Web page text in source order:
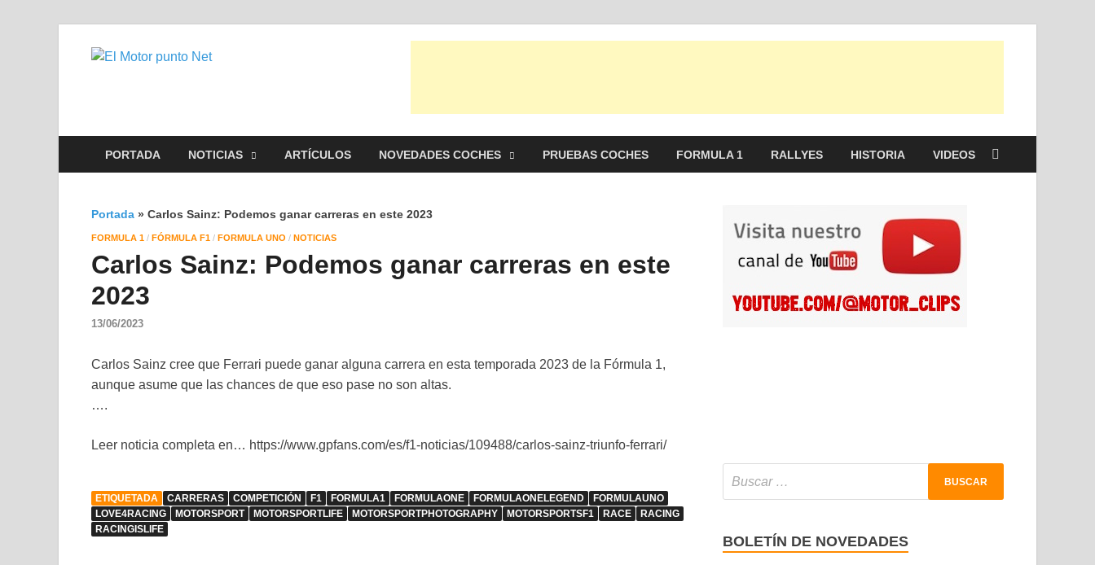
PORTADA NOTICIAS ARTÍCULOS NOVEDADES COCHES PRUEBAS COCHES FORMULA 1 RALLYES HISTORIA VIDEOS
Portada » Carlos Sainz: Podemos ganar carreras en este 2023
FORMULA 1 / FÓRMULA F1 / FORMULA UNO / NOTICIAS
Carlos Sainz: Podemos ganar carreras en este
2023
13/06/2023
Carlos Sainz cree que Ferrari puede ganar alguna carrera en esta temporada 2023 de la Fórmula 1,
aunque asume que las chances de que eso pase no son altas.
….
Leer noticia completa en… https://www.gpfans.com/es/f1-noticias/109488/carlos-sainz-triunfo-ferrari/
ETIQUETADA CARRERAS COMPETICIÓN F1 FORMULA1 FORMULAONE FORMULAONELEGEND
FORMULAUNO
LOVE4RACING
MOTORSPORT MOTORSPORTLIFE MOTORSPORTPHOTOGRAPHY MOTORSPORTSF1 RACE
RACING
RACINGISLIFE
BOLETÍN DE NOVEDADES